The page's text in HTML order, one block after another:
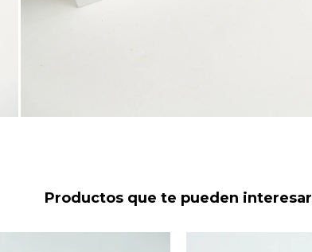
Productos que te pueden interesar